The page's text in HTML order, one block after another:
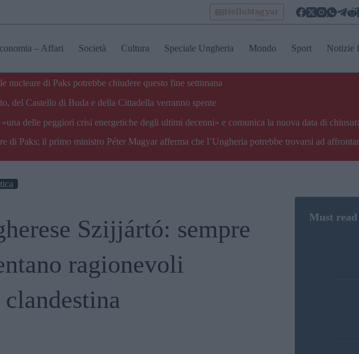
HelloMagyar
– Affari Società Cultura Speciale Ungheria Mondo Sport Notizie
nucleare di Paks potrebbe chiudere questo fine settimana
del Castello di Buda e della Cittadella verranno spente
delle peggiori crisi energetiche degli ultimi decenni» e comunica la nuova data di
di Paks; il primo ministro Péter Magyar afferma che l’Ungheria potrebbe trovarsi ad
Szijjártó: sempre
ragionevoli